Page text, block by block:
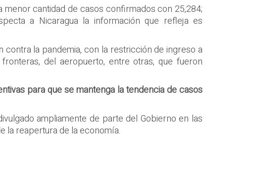
cantidad de casos confirmados con 25,284;
a Nicaragua la información que refleja es
contra la pandemia, con la restricción de ingreso a
del aeropuerto, entre otras, que fueron
para que se mantenga la tendencia de casos
ampliamente de parte del Gobierno en las
la reapertura de la economía.